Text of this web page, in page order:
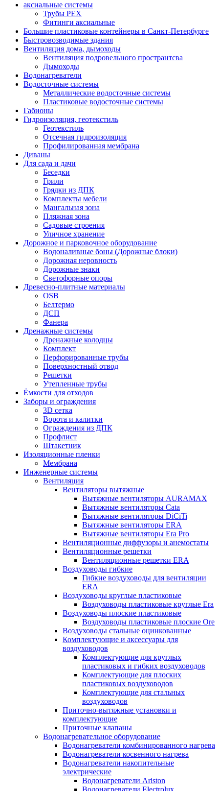
аксиальные системы
Трубы PEX
Фитинги аксиальные
Большие пластиковые контейнеры в Санкт-Петербурге
Быстровозводимые здания
Вентиляция дома, дымоходы
Вентиляция подровельного пространтсва
Дымоходы
Водонагреватели
Водосточные системы
Металлические водосточные системы
Пластиковые водосточные системы
Габионы
Гидроизоляция, геотекстиль
Геотекстиль
Отсечная гидроизоляция
Профилированная мембрана
Диваны
Для сада и дачи
Беседки
Грили
Грядки из ДПК
Комплекты мебели
Мангальная зона
Пляжная зона
Садовые строения
Уличное хранение
Дорожное и парковочное оборудование
Водоналивные боны (Дорожные блоки)
Дорожная неровность
Дорожные знаки
Светофорные опоры
Древесно-плитные материалы
OSB
Белтермо
ДСП
Фанера
Дренажные системы
Дренажные колодцы
Комплект
Перфорированные трубы
Поверхностный отвод
Решетки
Утепленные трубы
Ёмкости для отходов
Заборы и ограждения
3D сетка
Ворота и калитки
Ограждения из ДПК
Профлист
Штакетник
Изоляционные пленки
Мембрана
Инженерные системы
Вентиляция
Вентиляторы вытяжные
Вытяжные вентиляторы AURAMAX
Вытяжные вентиляторы Cata
Вытяжные вентиляторы DiCiTi
Вытяжные вентиляторы ERA
Вытяжные вентиляторы Era Pro
Вентиляционные диффузоры и анемостаты
Вентиляционные решетки
Вентиляционные решетки ERA
Воздуховоды гибкие
Гибкие воздуховоды для вентиляции
ERA
Воздуховоды круглые пластиковые
Воздуховоды пластиковые круглые Era
Воздуховоды плоские пластиковые
Воздуховоды пластиковые плоские Ore
Воздуховоды стальные оцинкованные
Комплектующие и аксессуары для
воздуховодов
Комплектующие для круглых
пластиковых и гибких воздуховодов
Комплектующие для плоских
пластиковых воздуховодов
Комплектующие для стальных
воздуховодов
Приточно-вытяжные установки и
комплектующие
Приточные клапаны
Водонагревательное оборудование
Водонагреватели комбинированного нагрева
Водонагреватели косвенного нагрева
Водонагреватели накопительные
электрические
Водонагреватели Ariston